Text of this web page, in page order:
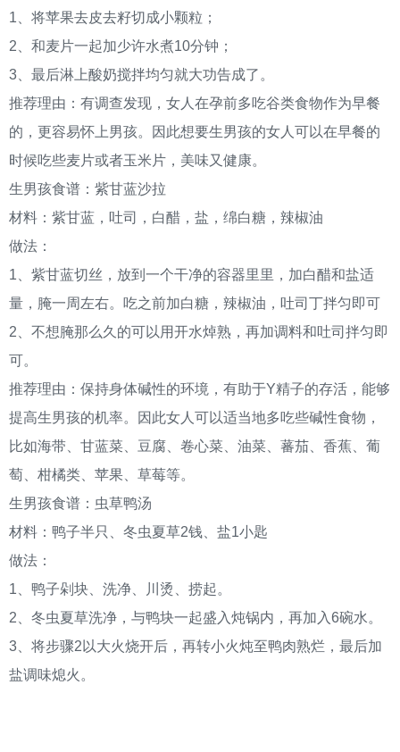
1、将苹果去皮去籽切成小颗粒；
2、和麦片一起加少许水煮10分钟；
3、最后淋上酸奶搅拌均匀就大功告成了。
推荐理由：有调查发现，女人在孕前多吃谷类食物作为早餐
的，更容易怀上男孩。因此想要生男孩的女人可以在早餐的
时候吃些麦片或者玉米片，美味又健康。
生男孩食谱：紫甘蓝沙拉
材料：紫甘蓝，吐司，白醋，盐，绵白糖，辣椒油
做法：
1、紫甘蓝切丝，放到一个干净的容器里里，加白醋和盐适
量，腌一周左右。吃之前加白糖，辣椒油，吐司丁拌匀即可
2、不想腌那么久的可以用开水焯熟，再加调料和吐司拌匀即
可。
推荐理由：保持身体碱性的环境，有助于Y精子的存活，能够
提高生男孩的机率。因此女人可以适当地多吃些碱性食物，
比如海带、甘蓝菜、豆腐、卷心菜、油菜、蕃茄、香蕉、葡
萄、柑橘类、苹果、草莓等。
生男孩食谱：虫草鸭汤
材料：鸭子半只、冬虫夏草2钱、盐1小匙
做法：
1、鸭子剁块、洗净、川烫、捞起。
2、冬虫夏草洗净，与鸭块一起盛入炖锅内，再加入6碗水。
3、将步骤2以大火烧开后，再转小火炖至鸭肉熟烂，最后加
盐调味熄火。